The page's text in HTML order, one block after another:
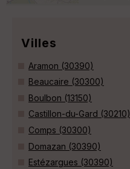
Villes
Aramon (30390)
Beaucaire (30300)
Boulbon (13150)
Castillon-du-Gard (30210)
Comps (30300)
Domazan (30390)
Estézargues (30390)